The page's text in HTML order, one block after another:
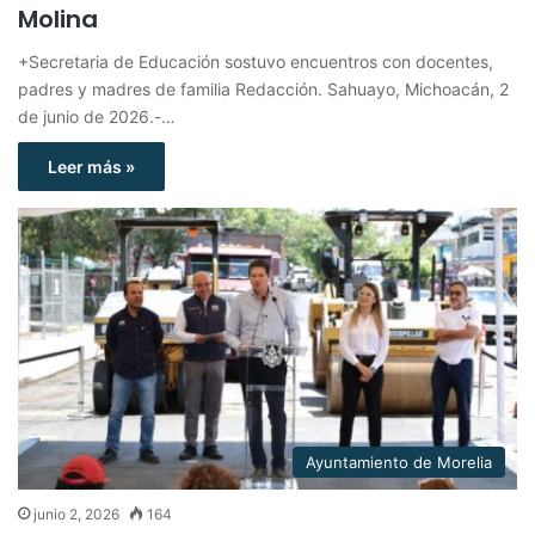
Molina
+Secretaria de Educación sostuvo encuentros con docentes,
padres y madres de familia Redacción. Sahuayo, Michoacán, 2
de junio de 2026.-…
Leer más »
Ayuntamiento de Morelia
junio 2, 2026 164